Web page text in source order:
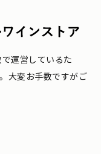
運営しているた
大変お手数ですがご